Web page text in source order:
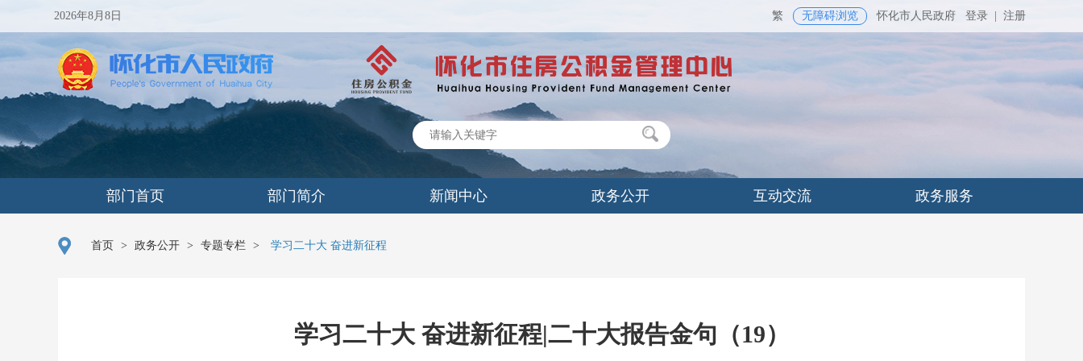
2026年8月8日 繁 无障碍浏览 怀化市人民政府 登录 注册
部门首页 部门简介 新闻中心 政务公开 互动交流 政务服务
首页 > 政务公开 > 专题专栏 > 学习二十大 奋进新征程
学习二十大 奋进新征程|二十大报告金句（19）